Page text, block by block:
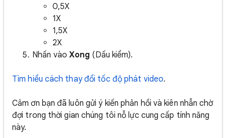
0,5X
1X
1,5X
2X
Nhấn vào Xong (Dấu kiểm).
Tìm hiểu cách thay đổi tốc độ phát video.
Cảm ơn bạn đã luôn gửi ý kiến phản hồi và kiên nhẫn chờ
đợi trong thời gian chúng tôi nỗ lực cung cấp tính năng
này.